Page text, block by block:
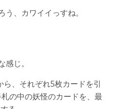
、カワイイっすね。
じ。
ら、それぞれ5枚カードを引
の中の妖怪のカードを、最